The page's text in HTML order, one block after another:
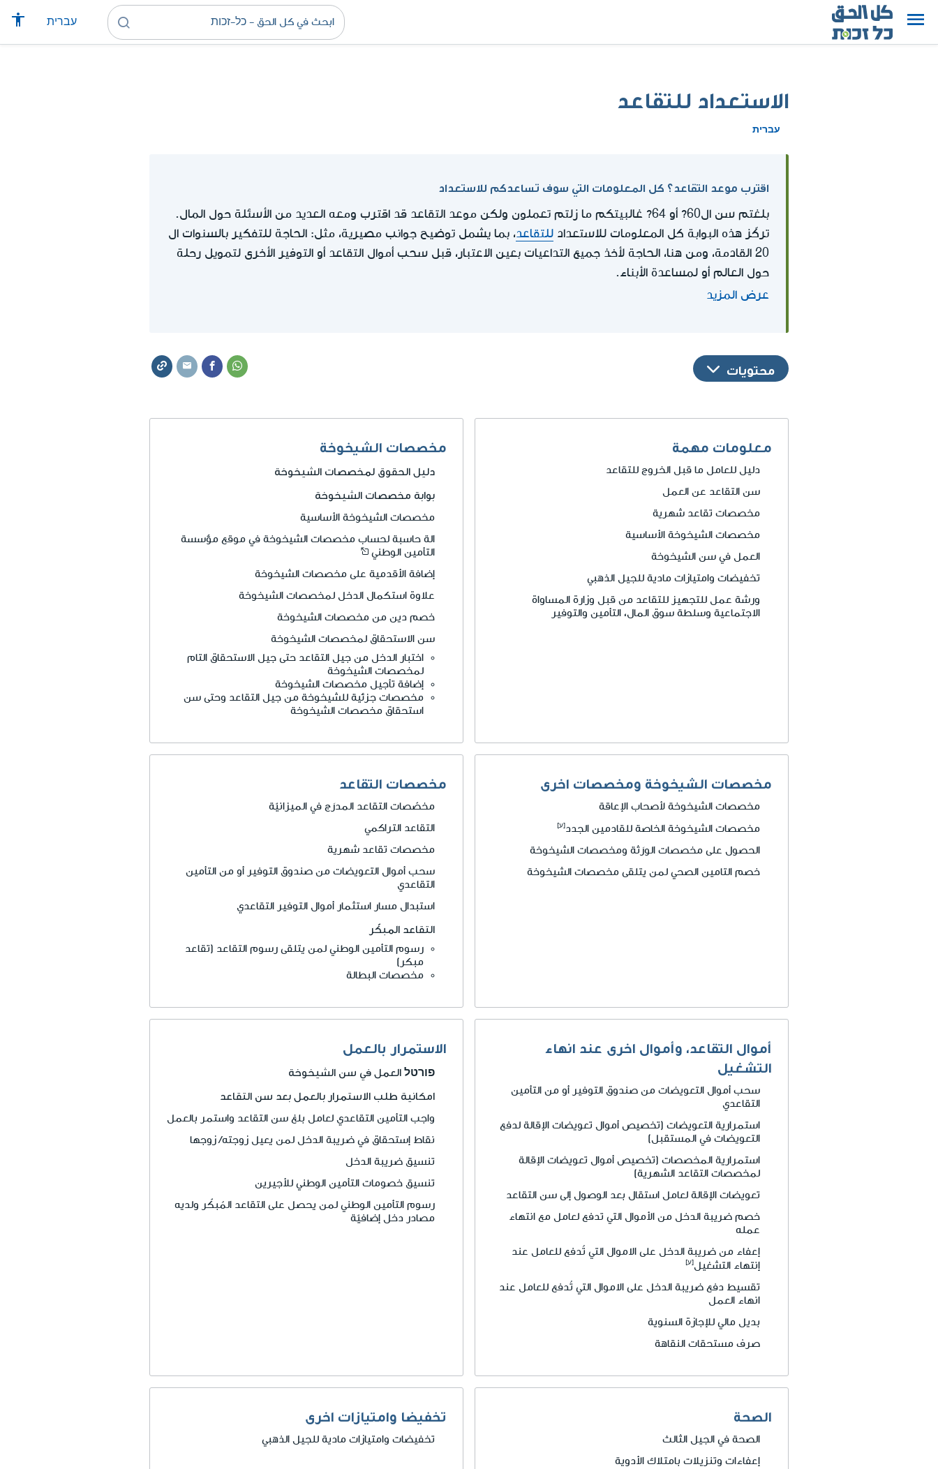
עברית
الاستعداد للتقاعد
עברית
اقترب موعد التقاعد؟ كل المعلومات التي سوف تساعدكم للاستعداد
بلغتم سن ال60? أو 64? غالبيتكم ما زلتم تعملون ولكن موعد التقاعد قد اقترب ومعه العديد من الأسئلة حول المال.
تركّز هذه البوابة كل المعلومات للاستعداد للتقاعد، بما يشمل توضيح جوانب مصيرية، مثل: الحاجة للتفكير بالسنوات ال
20 القادمة، ومن هنا، الحاجة لأخذ جميع التداعيات بعين الاعتبار، قبل سحب أموال التقاعد أو التوفير الأخرى لتمويل رحلة
حول العالم أو لمساعدة الأبناء.
عرض المزيد
محتويات
معلومات مهمة
دليل للعامل ما قبل الخروج للتقاعد
سن التقاعد عن العمل
مخصصات تقاعد شهرية
مخصصات الشيخوخة الأساسية
العمل في سن الشيخوخة
تخفيضات وامتيازات مادية للجيل الذهبي
ورشة عمل للتجهيز للتقاعد من قبل وزارة المساواة
الاجتماعية وسلطة سوق المال، التأمين والتوفير
مخصصات الشيخوخة
دليل الحقوق لمخصصات الشيخوخة
بوابة مخصصات الشيخوخة
مخصصات الشيخوخة الأساسية
الة حاسبة لحساب مخصصات الشيخوخة في موقع مؤسسة
التأمين الوطني
إضافة الأقدمية على مخصصات الشيخوخة
علاوة استكمال الدخل لمخصصات الشيخوخة
خصم دين من مخصصات الشيخوخة
سن الاستحقاق لمخصصات الشيخوخة
اختبار الدخل من جيل التقاعد حتى جيل الاستحقاق التام
لمخصصات الشيخوخة
إضافة تأجيل مخصصات الشيخوخة
مخصصات جزئية للشيخوخة من جيل التقاعد وحتى سن
استحقاق مخصصات الشيخوخة
مخصصات الشيخوخة ومخصصات اخرى
مخصصات الشيخوخة لأصحاب الإعاقة
مخصصات الشيخوخة الخاصة للقادمين الجدد
الحصول على مخصصات الورَثة ومخصصات الشيخوخة
خصم التامين الصحي لمن يتلقى مخصصات الشيخوخة
مخصصات التقاعد
مخصّصات التقاعد المدرَج في الميزانيّة
التقاعد التراكمي
مخصصات تقاعد شهرية
سحب أموال التعويضات من صندوق التوفير أو من التأمين
التقاعدي
استبدال مسار استثمار أموال التوفير التقاعدي
التقاعد المبكّر
رسوم التأمين الوطني لمن يتلقى رسوم التقاعد (تقاعد
مبكر)
مخصصات البطالة
أموال التقاعد، وأموال اخرى عند انهاء
التشغيل
سحب أموال التعويضات من صندوق التوفير أو من التأمين
التقاعدي
استمرارية التعويضات (تخصيص أموال تعويضات الإقالة لدفع
التعويضات في المستقبل)
استمرارية المخصصات (تخصيص أموال تعويضات الإقالة
لمخصصات التقاعد الشهرية)
تعويضات الإقالة لعامل استقال بعد الوصول إلى سن التقاعد
خصم ضريبة الدخل من الأموال التي تدفع لعامل مع انتهاء
عمله
إعفاء من ضريبة الدخل على الاموال التي تُدفع للعامل عند
إنتهاء التشغيل
تقسيط دفع ضريبة الدخل على الاموال التي تُدفع للعامل عند
انهاء العمل
بديل مالي للإجازة السنوية
صرف مستحقات النقاهة
الاستمرار بالعمل
פורטל العمل في سن الشيخوخة
امكانية طلب الاستمرار بالعمل بعد سن التقاعد
واجب التأمين التقاعدي لعامل بلغ سن التقاعد واستمر بالعمل
نقاط إستحقاق في ضريبة الدخل لمن يعيل زوجته/ زوجها
تنسيق ضريبة الدخل
تنسيق خصومات التأمين الوطني للأجيرين
رسوم التأمين الوطني لمن يحصل على التقاعد المُبكّر ولديه
مصادر دخل إضافيّة
الصحة
الصحة في الجيل الثالث
إعفاءات وتنزيلات بامتلاك الأدوية
تخفيضا وامتيازات اخرى
تخفيضات وامتيازات مادية للجيل الذهبي